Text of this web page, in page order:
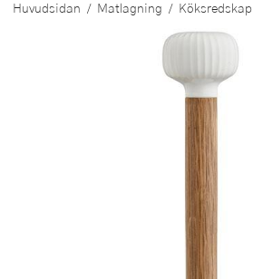
Huvudsidan Matlagning Köksredskap